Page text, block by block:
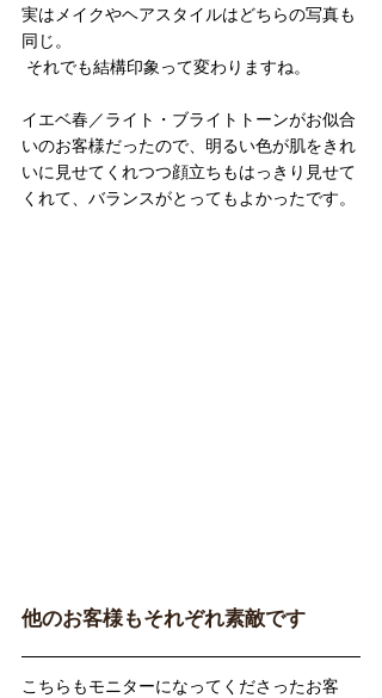
実はメイクやヘアスタイルはどちらの写真も
同じ。
それでも結構印象って変わりますね。
イエベ春／ライト・ブライトトーンがお似合
いのお客様だったので、明るい色が肌をきれ
いに見せてくれつつ顔立ちもはっきり見せて
くれて、バランスがとってもよかったです。
他のお客様もそれぞれ素敵です
こちらもモニターになってくださったお客